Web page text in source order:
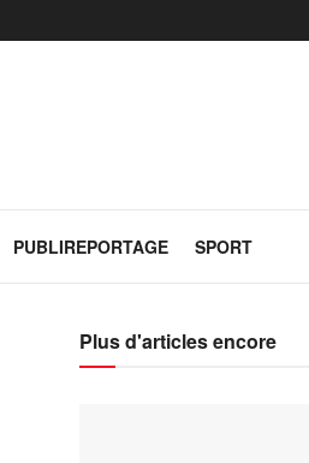
PUBLIREPORTAGE SPORT
Plus d'articles encore